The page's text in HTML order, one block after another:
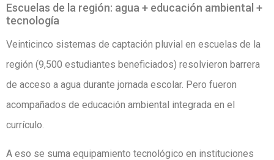
Escuelas de la región: agua + educación ambiental +
tecnología
Veinticinco sistemas de captación pluvial en escuelas de la
región (9,500 estudiantes beneficiados) resolvieron barrera
de acceso a agua durante jornada escolar. Pero fueron
acompañados de educación ambiental integrada en el
currículo.
A eso se suma equipamiento tecnológico en instituciones